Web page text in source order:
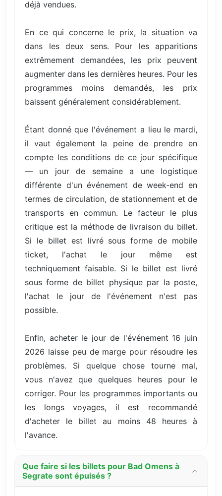
déjà vendues.
En ce qui concerne le prix, la situation va
dans les deux sens. Pour les apparitions
extrêmement demandées, les prix peuvent
augmenter dans les dernières heures. Pour les
programmes moins demandés, les prix
baissent généralement considérablement.
Étant donné que l'événement a lieu le mardi,
il vaut également la peine de prendre en
compte les conditions de ce jour spécifique
— un jour de semaine a une logistique
différente d'un événement de week-end en
termes de circulation, de stationnement et de
transports en commun. Le facteur le plus
critique est la méthode de livraison du billet.
Si le billet est livré sous forme de mobile
ticket, l'achat le jour même est
techniquement faisable. Si le billet est livré
sous forme de billet physique par la poste,
l'achat le jour de l'événement n'est pas
possible.
Enfin, acheter le jour de l'événement 16 juin
2026 laisse peu de marge pour résoudre les
problèmes. Si quelque chose tourne mal,
vous n'avez que quelques heures pour le
corriger. Pour les programmes importants ou
les longs voyages, il est recommandé
d'acheter le billet au moins 48 heures à
l'avance.
Que faire si les billets pour Bad Omens à
Segrate sont épuisés ?